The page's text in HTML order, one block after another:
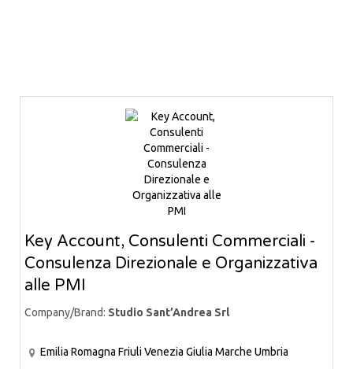
Key Account, Consulenti Commerciali -
Consulenza Direzionale e Organizzativa
alle PMI
Company/Brand: Studio Sant’Andrea Srl
Emilia Romagna Friuli Venezia Giulia Marche Umbria